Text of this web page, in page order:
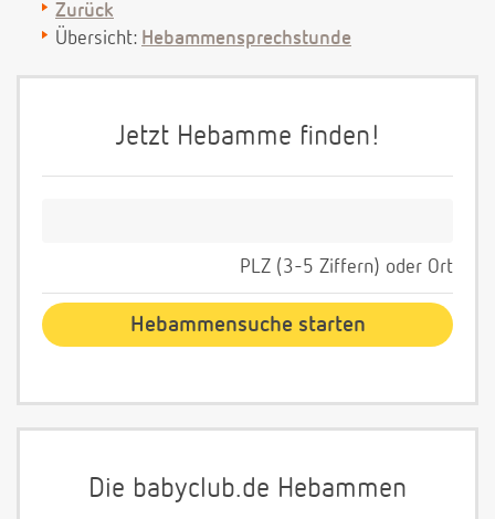
Zurück
Übersicht: Hebammensprechstunde
Jetzt Hebamme finden!
PLZ (3-5 Ziffern) oder Ort
Die babyclub.de Hebammen